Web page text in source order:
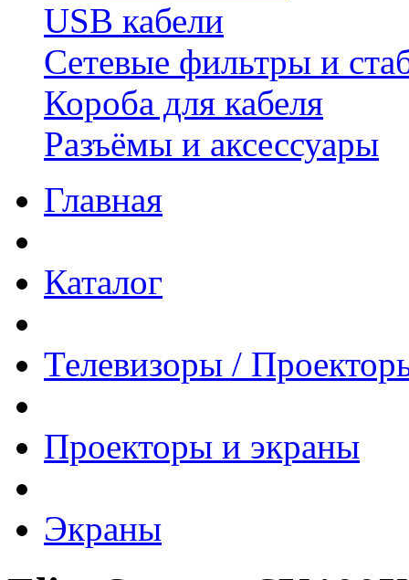
USB кабели
Сетевые фильтры и
Короба для кабеля
Разъёмы и аксессуары
Главная
Каталог
Телевизоры /
Проекторы и экраны
Экраны